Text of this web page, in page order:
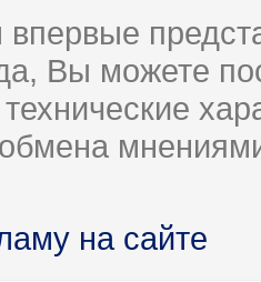
Вы можете
технические
на сайте